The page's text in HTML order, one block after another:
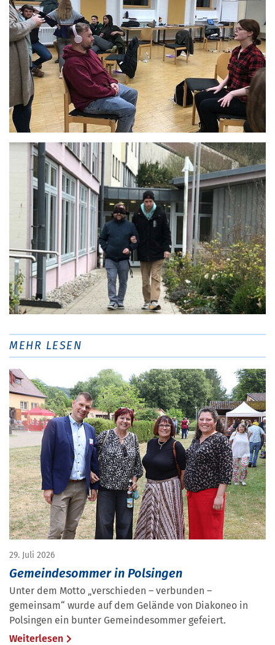
MEHR LESEN
29. Juli 2026
Gemeindesommer in Polsingen
Unter dem Motto „verschieden – verbunden –
gemeinsam“ wurde auf dem Gelände von Diakoneo in
Polsingen ein bunter Gemeindesommer gefeiert.
Weiterlesen